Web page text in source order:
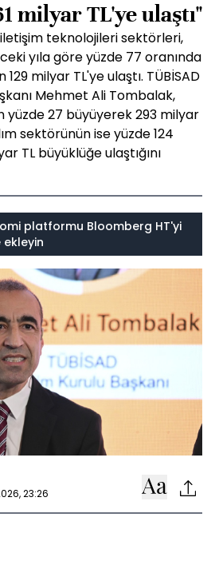
milyar TL'ye ulaştı"
teknolojileri sektörleri,
yıla göre yüzde 77 oranında
milyar TL'ye ulaştı. TÜBİSAD
Mehmet Ali Tombalak,
yüzde 27 büyüyerek 293 milyar
sektörünün ise yüzde 124
TL büyüklüğe ulaştığını
platformu Bloomberg HT'yi
23:26